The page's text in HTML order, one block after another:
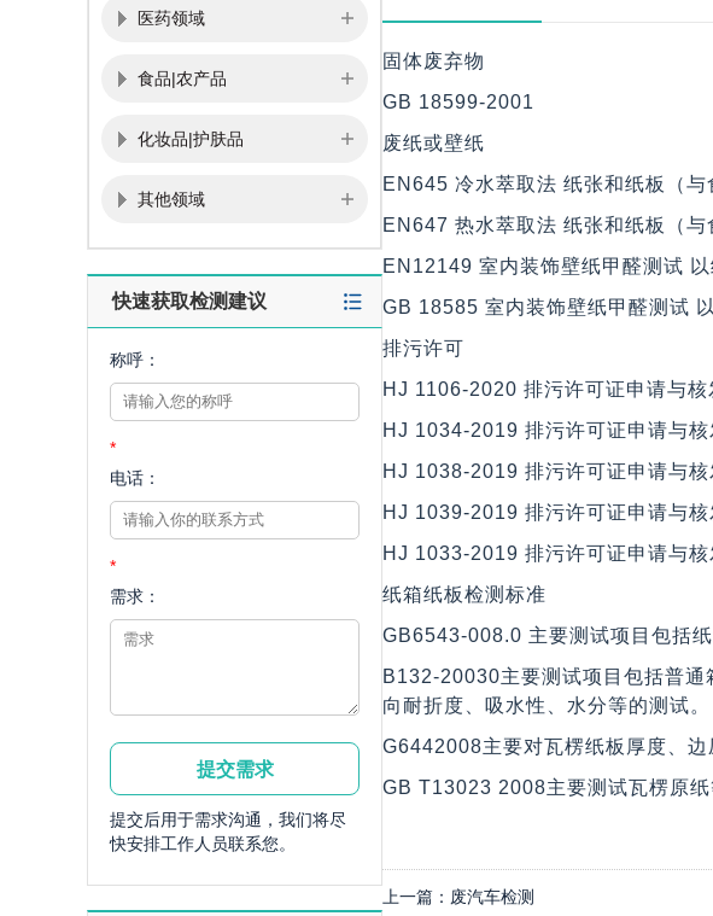
医药领域
食品|农产品
化妆品|护肤品
其他领域
快速获取检测建议
称呼：
*
电话：
*
需求：
提交后用于需求沟通，我们将尽
快安排工作人员联系您。
固体废弃物
GB 18599-2001
废纸或壁纸
EN645 冷水萃取法 纸张和纸板（与
EN647 热水萃取法 纸张和纸板（与
EN12149 室内装饰壁纸甲醛测试
GB 18585 室内装饰壁纸甲醛测试
排污许可
HJ 1106-2020 排污许可证申请与
HJ 1034-2019 排污许可证申请与
HJ 1038-2019 排污许可证申请与
HJ 1039-2019 排污许可证申请与
HJ 1033-2019 排污许可证申请与
纸箱纸板检测标准
GB6543-008.0 主要测试项目包括纸
B132-20030主要测试项目包括普
向耐折度、吸水性、水分等的测试。
G6442008主要对瓦楞纸板厚度、边
GB T13023 2008主要测试瓦楞原纸
上一篇： 废汽车检测